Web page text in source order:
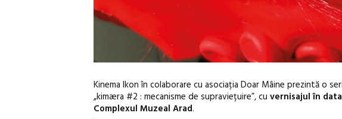
Kinema Ikon în colaborare cu asociația Doar Mâine prezintă o
„kimæra #2 : mecanisme de supraviețuire”, cu vernisajul în
Complexul Muzeal Arad.